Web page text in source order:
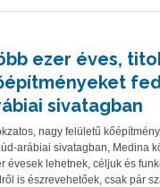
ezer éves,
sivatagban
nagy felületű
arábiai sivatagban, Medina
évesek lehetnek, céljuk és
is észrevehetőek, csak pár